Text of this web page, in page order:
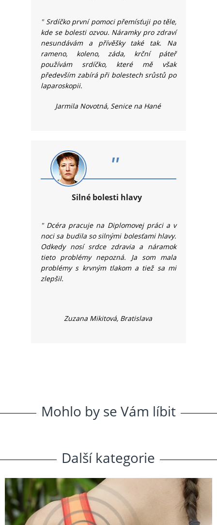
" Srdíčko první pomoci přemísťuji po těle,
kde se bolesti ozvou. Náramky pro zdraví
nesundávám a přívěšky také tak. Na
rameno, koleno, záda, krční páteř
používám srdíčko, které mě však
především zabírá při bolestech srůstů po
laparoskopii.
Jarmila Novotná, Senice na Hané
"
Silné bolesti hlavy
" Dcéra pracuje na Diplomovej práci a v
noci sa budila so silnými bolesťami hlavy.
Odkedy nosí srdce zdravia a náramok
tieto problémy nepozná. Ja som mala
problémy s krvným tlakom a tiež sa mi
zlepšil.
Zuzana Mikitová, Bratislava
Mohlo by se Vám líbit
Další. kategorie